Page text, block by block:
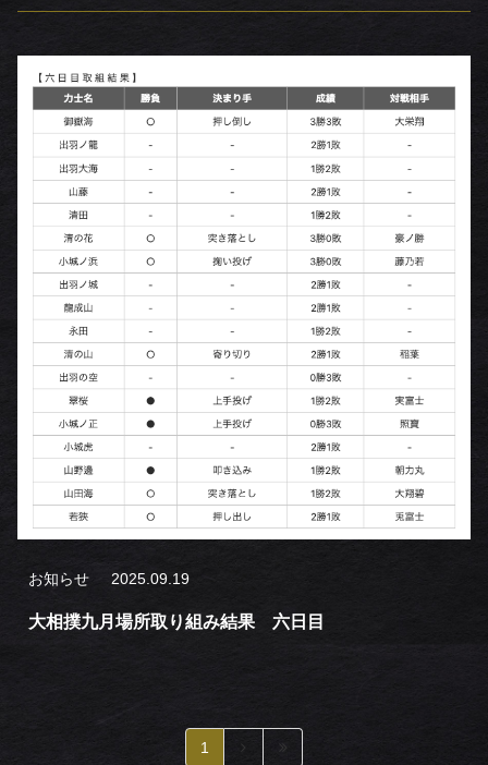
お知らせ 2025.09.19
大相撲九月場所取り組み結果 六日目
1